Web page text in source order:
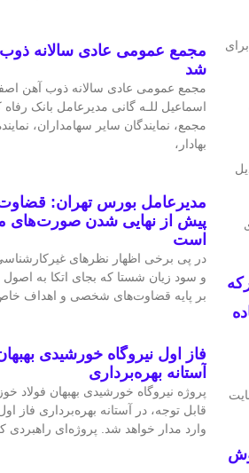
مجمع عمومی عادی سالانه ذوب
شد
مجمع عمومی عادی سالانه ذوب آهن
اسماعیل للـه گانی مدیرعامل بانک
مجمع، نمایندگان سایر سهامداران،
بهادار،
مدیرعامل بورس تهران: قضاوت
پیش از نهایی شدن صورت‌های
است
در پی برخی اظهار نظرهای
و سود زیان شستا که بجای اتکا به
بر پایه قضاوت‌‌های شخصی و اهداف
فاز اول نیروگاه خورشیدی
آستانه بهره‌برداری
پروژه نیروگاه خورشیدی بهبهان فولاد
قابل‌ توجه، در آستانه بهره‌برداری فاز
وارد مدار خواهد شد. پروژه‌ای راهبردی